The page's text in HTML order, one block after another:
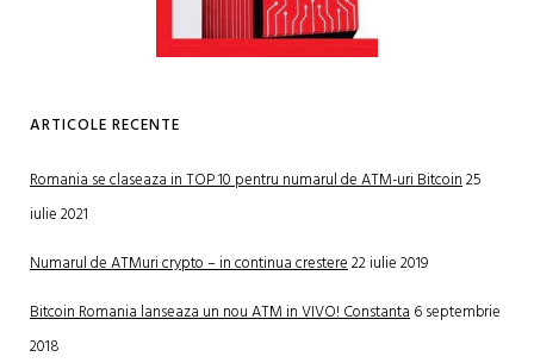
ARTICOLE RECENTE
Romania se claseaza in TOP 10 pentru numarul de ATM-uri Bitcoin25
iulie 2021
Numarul de ATMuri crypto – in continua crestere22 iulie 2019
Bitcoin Romania lanseaza un nou ATM in VIVO! Constanta6 septembrie
2018